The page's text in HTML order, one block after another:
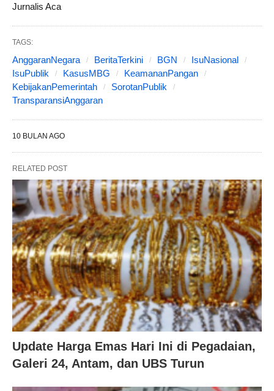
Jurnalis Aca
TAGS:
AnggaranNegara BeritaTerkini BGN
IsuNasional
IsuPublik
KasusMBG
KeamananPangan
KebijakanPemerintah
SorotanPublik
TransparansiAnggaran
10 BULAN AGO
RELATED POST
Update Harga Emas Hari Ini di Pegadaian,
Galeri 24, Antam, dan UBS Turun